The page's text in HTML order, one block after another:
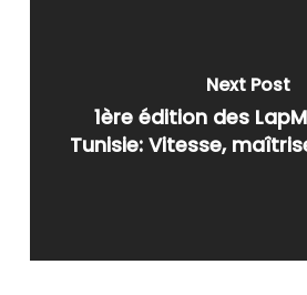
Next Post
1ère édition des
Tunisie: Vitesse,